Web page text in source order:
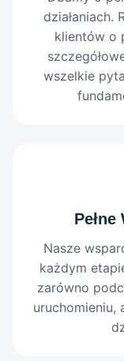
działaniach.
klientów o
wszelkie
Nasze
każdym
zarówno
uruchomieniu,